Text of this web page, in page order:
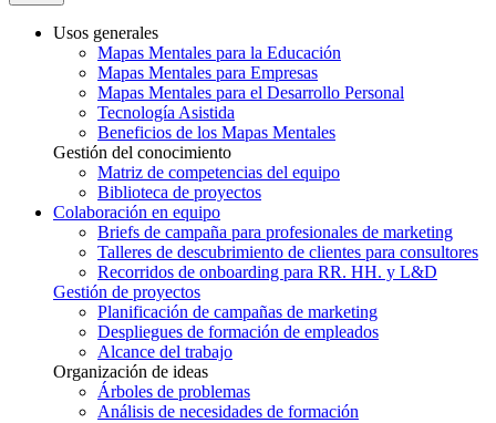
Usos generales
Mapas Mentales para la Educación
Mapas Mentales para Empresas
Mapas Mentales para el Desarrollo Personal
Tecnología Asistida
Beneficios de los Mapas Mentales
Gestión del conocimiento
Matriz de competencias del equipo
Biblioteca de proyectos
Colaboración en equipo
Briefs de campaña para profesionales de marketing
Talleres de descubrimiento de clientes para consultores
Recorridos de onboarding para RR. HH. y L&D
Gestión de proyectos
Planificación de campañas de marketing
Despliegues de formación de empleados
Alcance del trabajo
Organización de ideas
Árboles de problemas
Análisis de necesidades de formación